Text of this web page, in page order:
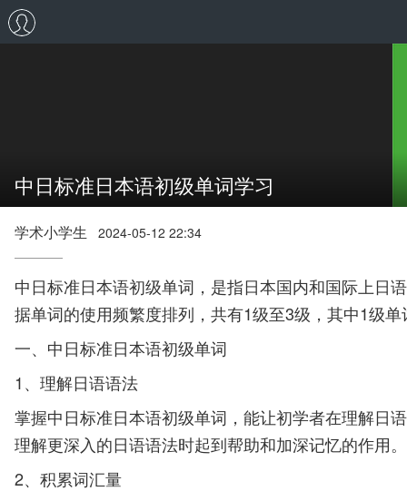
中日标准日本语初级单词学习
学术小学生 2024-05-12 22:34
中日标准日本语初级单词，是指日本国内和国际上日
据单词的使用频繁度排列，共有1级至3级，其中1级
一、中日标准日本语初级单词
1、理解日语语法
掌握中日标准日本语初级单词，能让初学者在理解日
理解更深入的日语语法时起到帮助和加深记忆的作用。
2、积累词汇量